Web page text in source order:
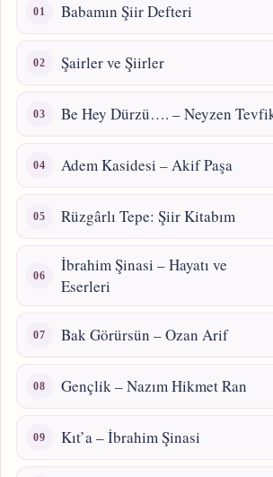
Babamın Şiir Defteri
Şairler ve Şiirler
Be Hey Dürzü…. – Neyzen
Adem Kasidesi – Akif Paşa
Rüzgârlı Tepe: Şiir Kitabım
İbrahim Şinasi – Hayatı ve
Eserleri
Bak Görürsün – Ozan Arif
Gençlik – Nazım Hikmet Ran
Kıt’a – İbrahim Şinasi